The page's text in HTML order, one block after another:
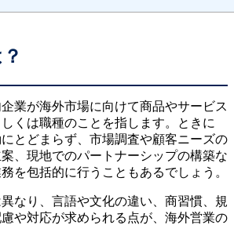
業が海外市場に向けて商品やサービス
くは職種のことを指します。ときに
とどまらず、市場調査や顧客ニーズの
、現地でのパートナーシップの構築な
を包括的に行うこともあるでしょう。
なり、言語や文化の違い、商習慣、規
や対応が求められる点が、海外営業の